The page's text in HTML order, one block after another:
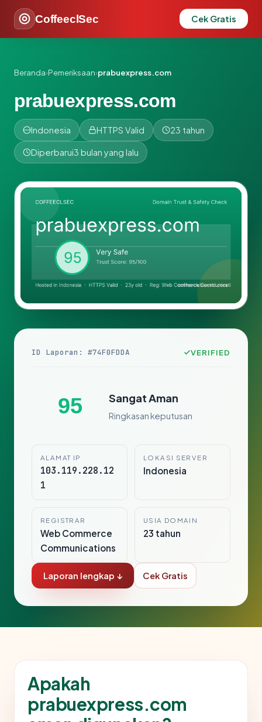
CoffeeclSec Cek Gratis
Beranda›Pemeriksaan›prabuexpress.com
prabuexpress.com
Indonesia HTTPS Valid 23 tahun
Diperbarui3 bulan yang lalu
ID Laporan: #74F0FDDA VERIFIED
95 Sangat Aman
Ringkasan keputusan
ALAMAT IP
103.119.228.12
1
LOKASI SERVER
Indonesia
REGISTRAR
Web Commerce
Communications
USIA DOMAIN
23 tahun
Laporan lengkap ↓ Cek Gratis
Apakah
prabuexpress.com